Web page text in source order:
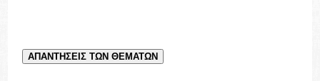
ΑΠΑΝΤΗΣΕΙΣ ΤΩΝ ΘΕΜΑΤΩΝ